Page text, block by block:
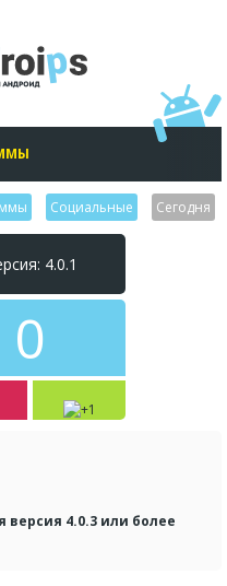
Социальные Сегодня
4.0.1
0
версия 4.0.3 или более